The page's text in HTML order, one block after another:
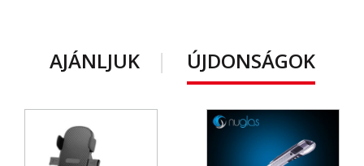
AJÁNLJUK ÚJDONSÁGOK